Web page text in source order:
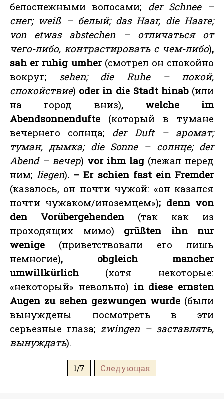
белоснежными волосами; der Schnee –
снег; weiß – белый; das Haar, die Haare;
von etwas abstechen – отличаться от
чего-либо, контрастировать с чем-либо),
sah er ruhig umher (смотрел он спокойно
вокруг; sehen; die Ruhe – покой,
спокойствие) oder in die Stadt hinab (или
на город вниз), welche im
Abendsonnendufte (который в тумане
вечернего солнца; der Duft – аромат;
туман, дымка; die Sonne – солнце; der
Abend – вечер) vor ihm lag (лежал перед
ним;liegen). – Er schien fast ein Fremder
(казалось, он почти чужой: «он казался
почти чужаком/иноземцем»); denn von
den Vorübergehenden (так как из
проходящих мимо) grüßten ihn nur
wenige (приветствовали его лишь
немногие), obgleich mancher
umwillkürlich (хотя некоторые:
«некоторый» невольно) in diese ernsten
Augen zu sehen gezwungen wurde (были
вынуждены посмотреть в эти
серьезные глаза; zwingen – заставлять,
вынуждать).
1/7 Следующая